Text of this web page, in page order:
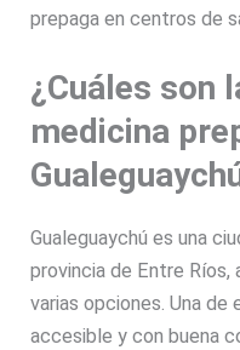
prepaga en centros de
¿Cuáles son
medicina
Gualeguaychú es una
provincia de Entre
varias opciones. Una de
accesible y con buena